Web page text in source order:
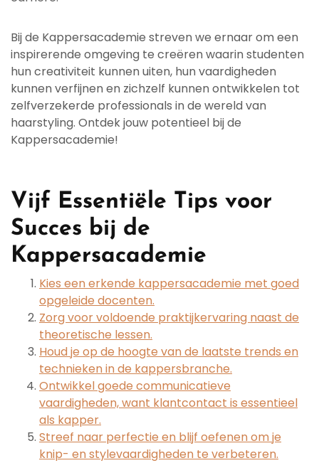
Bij de Kappersacademie streven we ernaar om een
inspirerende omgeving te creëren waarin studenten
hun creativiteit kunnen uiten, hun vaardigheden
kunnen verfijnen en zichzelf kunnen ontwikkelen tot
zelfverzekerde professionals in de wereld van
haarstyling. Ontdek jouw potentieel bij de
Kappersacademie!
Vijf Essentiële Tips voor
Succes bij de
Kappersacademie
Kies een erkende kappersacademie met goed
opgeleide docenten.
Zorg voor voldoende praktijkervaring naast de
theoretische lessen.
Houd je op de hoogte van de laatste trends en
technieken in de kappersbranche.
Ontwikkel goede communicatieve
vaardigheden, want klantcontact is essentieel
als kapper.
Streef naar perfectie en blijf oefenen om je
knip- en stylevaardigheden te verbeteren.